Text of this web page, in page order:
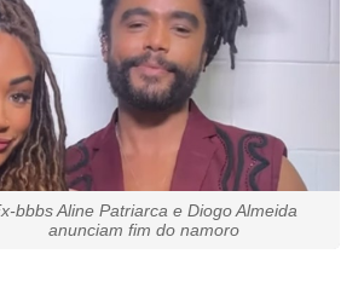
bbbs Aline Patriarca e Diogo Almeida
anunciam fim do namoro